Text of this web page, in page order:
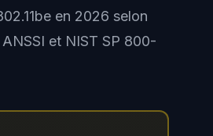
en 2026 selon
et NIST SP 800-